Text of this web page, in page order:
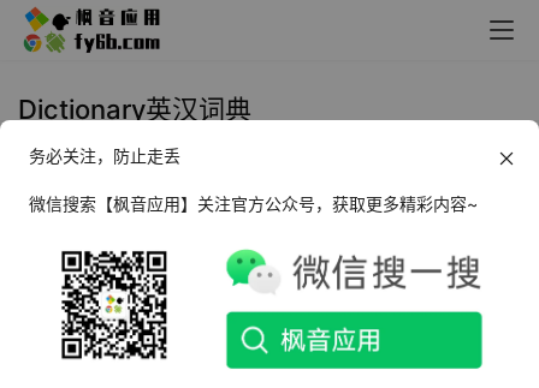
Dictionary英汉词典
_9.24.0
2022年1月10日
务必关注，防止走丢
微信搜索【枫音应用】关注官方公众号，获取更多精彩内容~